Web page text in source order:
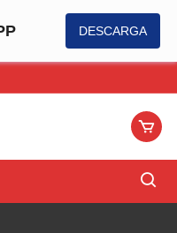
DESCARGA